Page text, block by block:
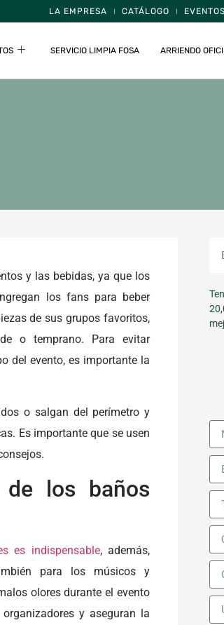
LA EMPRESA CATÁLOGO EVENTOS
SERVICIO LIMPIA FOSA ARRIENDO
y las bebidas, ya que los
los fans para beber
de sus grupos favoritos,
o temprano. Para evitar
del evento, es importante la
o salgan del perímetro y
Es importante que se usen
de los baños
es indispensable, además,
para los músicos y
olores durante el evento
y aseguran la